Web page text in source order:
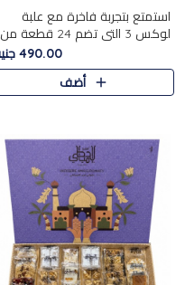
استمتع بتجربة فاخرة مع علبة
لوكس 3 التي تضم 24 قطعة من
أشهر حلويات المولد الشرقية
المختارة بعناية. تحتوي التشكيلة
على الجزرية بالفول، والملب..
490.00 جنيه
أضف